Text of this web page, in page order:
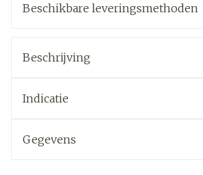
Beschikbare leveringsmethoden
Beschrijving
Indicatie
Gegevens